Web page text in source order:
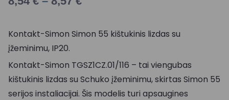
Kontakt-Simon Simon 55 kištukinis lizdas su
įžeminimu, IP20.
Kontakt-Simon TGSZ1CZ.01/116 – tai viengubas
kištukinis lizdas su Schuko įžeminimu, skirtas Simon 55
serijos instaliacijai. Šis modelis turi apsaugines